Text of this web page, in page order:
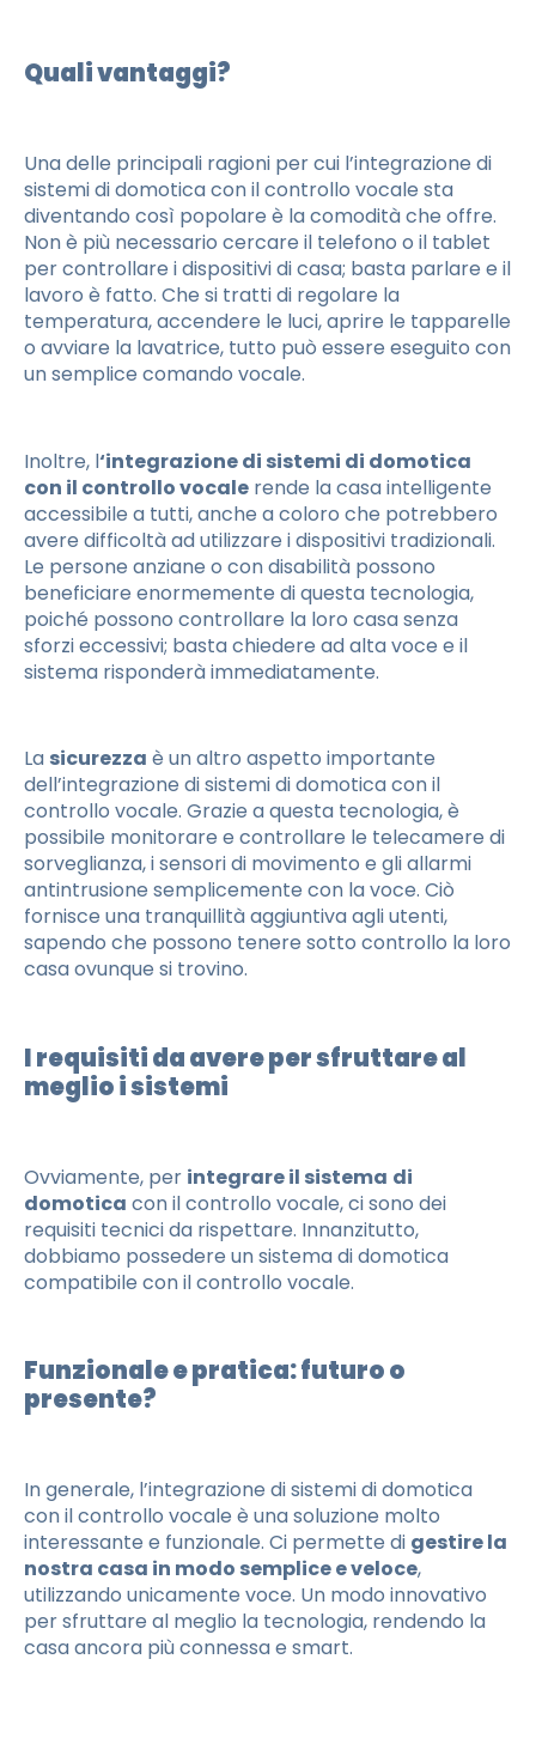
Quali vantaggi?
Una delle principali ragioni per cui l’integrazione di
sistemi di domotica con il controllo vocale sta
diventando così popolare è la comodità che offre.
Non è più necessario cercare il telefono o il tablet
per controllare i dispositivi di casa; basta parlare e il
lavoro è fatto. Che si tratti di regolare la
temperatura, accendere le luci, aprire le tapparelle
o avviare la lavatrice, tutto può essere eseguito con
un semplice comando vocale.
Inoltre, l‘integrazione di sistemi di domotica
con il controllo vocale rende la casa intelligente
accessibile a tutti, anche a coloro che potrebbero
avere difficoltà ad utilizzare i dispositivi tradizionali.
Le persone anziane o con disabilità possono
beneficiare enormemente di questa tecnologia,
poiché possono controllare la loro casa senza
sforzi eccessivi; basta chiedere ad alta voce e il
sistema risponderà immediatamente.
La sicurezza è un altro aspetto importante
dell’integrazione di sistemi di domotica con il
controllo vocale. Grazie a questa tecnologia, è
possibile monitorare e controllare le telecamere di
sorveglianza, i sensori di movimento e gli allarmi
antintrusione semplicemente con la voce. Ciò
fornisce una tranquillità aggiuntiva agli utenti,
sapendo che possono tenere sotto controllo la loro
casa ovunque si trovino.
I requisiti da avere per sfruttare al
meglio i sistemi
Ovviamente, per integrare il sistema di
domotica con il controllo vocale, ci sono dei
requisiti tecnici da rispettare. Innanzitutto,
dobbiamo possedere un sistema di domotica
compatibile con il controllo vocale.
Funzionale e pratica: futuro o
presente?
In generale, l’integrazione di sistemi di domotica
con il controllo vocale è una soluzione molto
interessante e funzionale. Ci permette di gestire la
nostra casa in modo semplice e veloce,
utilizzando unicamente voce. Un modo innovativo
per sfruttare al meglio la tecnologia, rendendo la
casa ancora più connessa e smart.